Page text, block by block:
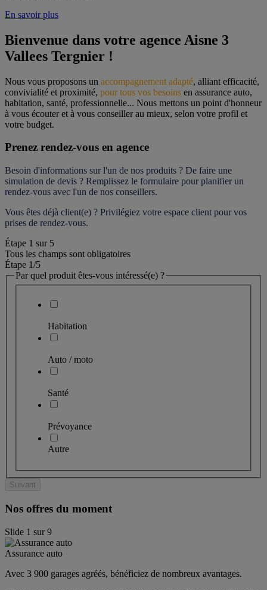
En savoir plus
Bienvenue dans votre agence Aisne 3
Vallees Tergnier !
Nous vous proposons un accompagnement adapté, alliant efficacité,
convivialité et proximité, pour tous vos besoins en assurance auto,
habitation, santé, professionnelle... Nous mettons un point d'honneur
à vous écouter et à vous conseiller au mieux, selon votre profil et
votre budget.
Prenez rendez-vous en agence
Besoin d'informations sur l'un de nos produits ? De faire une
simulation de devis ? Remplissez le formulaire pour planifier un
rendez-vous avec l'un de nos conseillers.
Vous êtes déjà client(e) ? Privilégiez votre espace client pour vos
prises de rendez-vous.
Étape 1 sur 5
Tous les champs sont obligatoires
Étape 1/5
Par quel produit êtes-vous intéressé(e) ?
Habitation
Auto / moto
Santé
Prévoyance
Autre
Suivant
Nos offres du moment
Slide 1 sur9
Assurance auto
Avec 3 900 garages agréés, bénéficiez de nombreux avantages.